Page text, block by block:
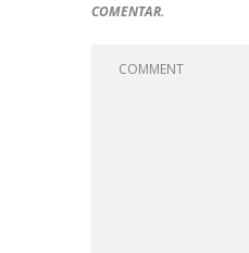
COMENTAR.